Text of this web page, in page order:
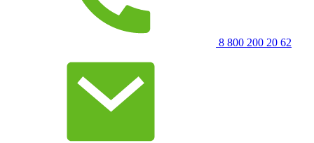
8 800 200 20 62